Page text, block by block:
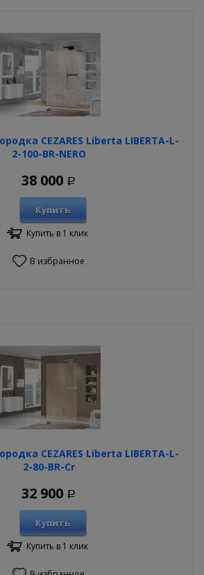
CEZARES Liberta LIBERTA-L-
2-100-BR-NERO
38 000 Р
Купить
Купить в 1 клик
В избранное
CEZARES Liberta LIBERTA-L-
2-80-BR-Cr
32 900 Р
Купить
Купить в 1 клик